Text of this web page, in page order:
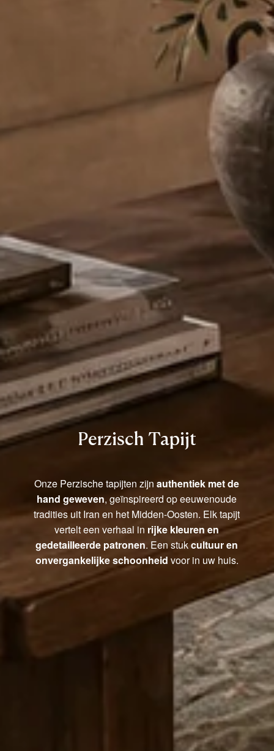
Perzisch Tapijt
Onze Perzische tapijten zijnauthentiek met de
hand geweven, geïnspireerd op eeuwenoude
tradities uit Iran en het Midden-Oosten. Elk tapijt
vertelt een verhaal in rijke kleuren en
gedetailleerde patronen. Een stukcultuur en
onvergankelijke schoonheid voor in uw huis.